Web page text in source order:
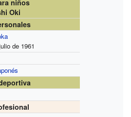
niños
Oki
de 1961